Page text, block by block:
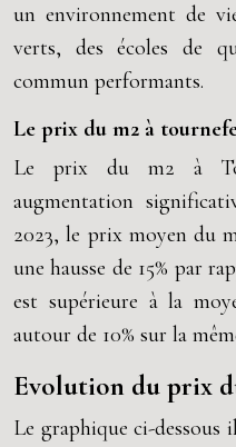
un environnement de
verts, des écoles de
commun performants.
Le prix du m2 à
Le prix du m2 à
augmentation
2023, le prix moyen du
une hausse de 15% par
est supérieure à la
autour de 10% sur la
Evolution du prix
Le graphique ci-